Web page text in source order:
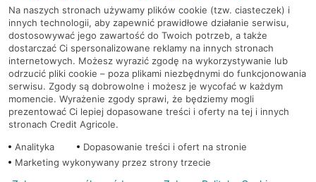
RODO
Regulamin serwisu
Mapa serwisu
PolitykaCookies
Na naszych stronach używamy plików cookie (tzw. ciasteczek) i
innych technologii, aby zapewnić prawidłowe działanie serwisu,
dostosowywać jego zawartość do Twoich potrzeb, a także
dostarczać Ci spersonalizowane reklamy na innych stronach
internetowych. Możesz wyrazić zgodę na wykorzystywanie lub
odrzucić pliki cookie – poza plikami niezbędnymi do funkcjonowania
serwisu. Zgody są dobrowolne i możesz je wycofać w każdym
momencie. Wyrażenie zgody sprawi, że będziemy mogli
prezentować Ci lepiej dopasowane treści i oferty na tej i innych
stronach Credit Agricole.
Analityka
Dopasowanie treści i ofert na stronie
Marketing wykonywany przez strony trzecie